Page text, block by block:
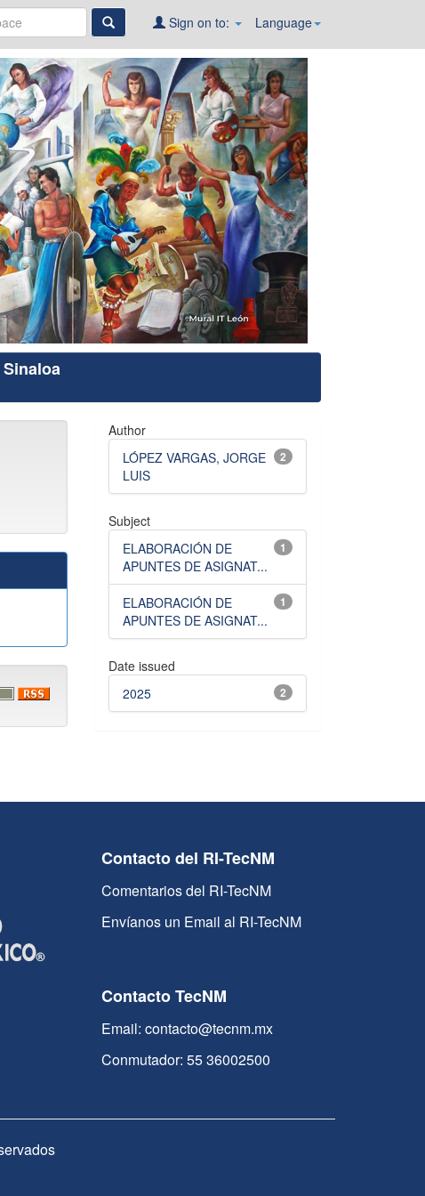
Language
Sign on to:
Sinaloa
Author
2
LÓPEZ VARGAS, JORGE
LUIS
Subject
1
ELABORACIÓN DE
APUNTES DE ASIGNAT...
1
ELABORACIÓN DE
APUNTES DE ASIGNAT...
Date issued
2
2025
Contacto del RI-TecNM
Comentarios del RI-TecNM
Envíanos un Email al RI-TecNM
Contacto TecNM
Email: contacto@tecnm.mx
Conmutador: 55 36002500